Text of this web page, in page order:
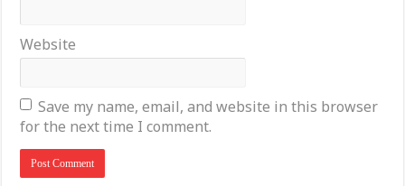
Website
Save my name, email, and website in this browser
for the next time I comment.